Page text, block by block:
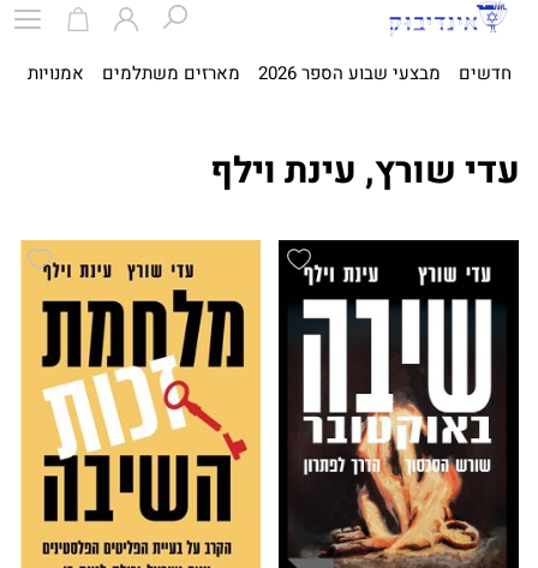
חדשים מבצעי שבוע הספר 2026 מארזים משתלמים אמנויות
עדי שורץ, עינת וילף